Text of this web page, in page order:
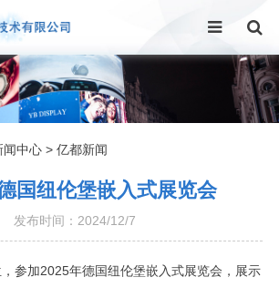
闻中心> 亿都新闻
国纽伦堡嵌入式展览会
发布时间：2024/12/7
参加2025年德国纽伦堡嵌入式展览会，展示